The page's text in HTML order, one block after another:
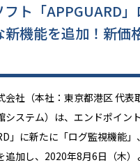
ト「APPGUARD
機能を追加！新価
社（本社：東京都港区 代表
システム）は、エンドポイン
」に新たに「ログ監視機能
追加し、2020年8月6日（木